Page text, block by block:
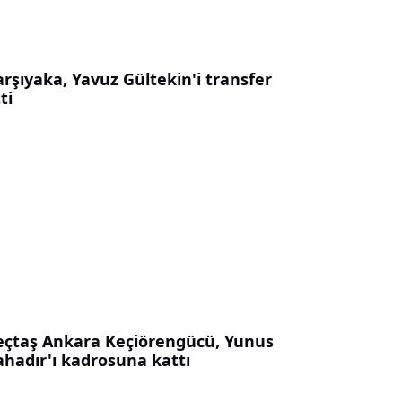
Yavuz Gültekin'i transfer
Ankara Keçiörengücü, Yunus
kadrosuna kattı